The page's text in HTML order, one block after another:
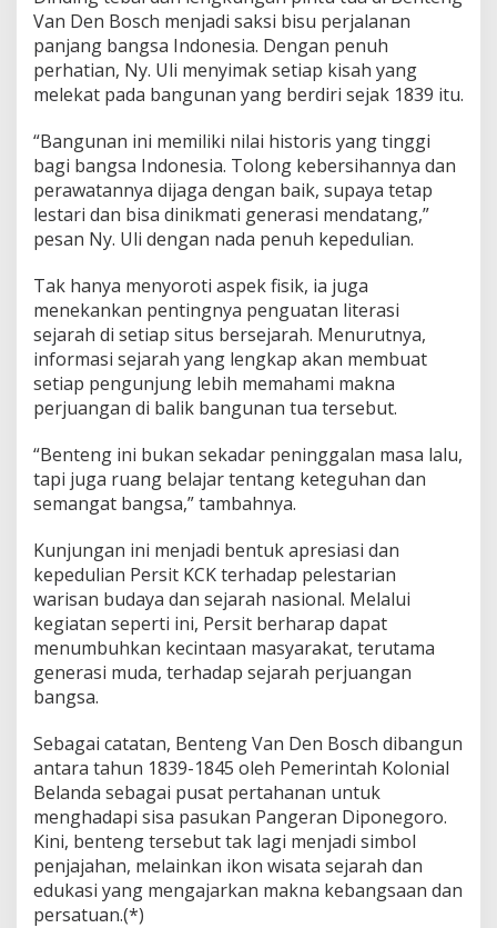
S
e
j
a
a
B
e
n
t
n
g
V
a
n
D
e
n
o
s
c
N
g
a
w
i
Van Den Bosch menjadi saksi bisu perjalanan
panjang bangsa Indonesia. Dengan penuh
perhatian, Ny. Uli menyimak setiap kisah yang
melekat pada bangunan yang berdiri sejak 1839 itu.
“Bangunan ini memiliki nilai historis yang tinggi
bagi bangsa Indonesia. Tolong kebersihannya dan
perawatannya dijaga dengan baik, supaya tetap
lestari dan bisa dinikmati generasi mendatang,”
pesan Ny. Uli dengan nada penuh kepedulian.
Tak hanya menyoroti aspek fisik, ia juga
menekankan pentingnya penguatan literasi
sejarah di setiap situs bersejarah. Menurutnya,
informasi sejarah yang lengkap akan membuat
setiap pengunjung lebih memahami makna
perjuangan di balik bangunan tua tersebut.
“Benteng ini bukan sekadar peninggalan masa lalu,
tapi juga ruang belajar tentang keteguhan dan
semangat bangsa,” tambahnya.
Kunjungan ini menjadi bentuk apresiasi dan
kepedulian Persit KCK terhadap pelestarian
warisan budaya dan sejarah nasional. Melalui
kegiatan seperti ini, Persit berharap dapat
menumbuhkan kecintaan masyarakat, terutama
generasi muda, terhadap sejarah perjuangan
bangsa.
Sebagai catatan, Benteng Van Den Bosch dibangun
antara tahun 1839-1845 oleh Pemerintah Kolonial
Belanda sebagai pusat pertahanan untuk
menghadapi sisa pasukan Pangeran Diponegoro.
Kini, benteng tersebut tak lagi menjadi simbol
penjajahan, melainkan ikon wisata sejarah dan
edukasi yang mengajarkan makna kebangsaan dan
persatuan.(*)